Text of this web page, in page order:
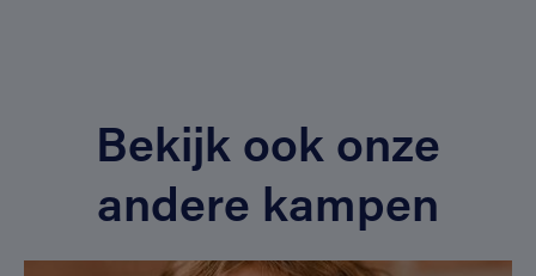
Bekijk ook onze
andere kampen